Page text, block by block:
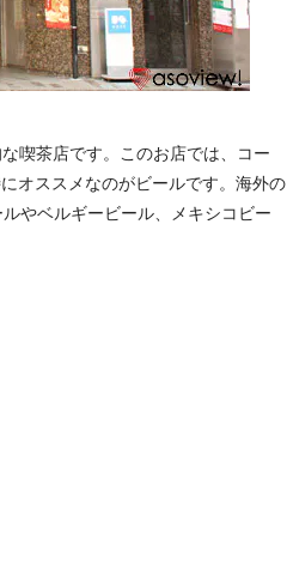
喫茶店です。このお店では、コー
オススメなのがビールです。海外の
やベルギービール、メキシコビー